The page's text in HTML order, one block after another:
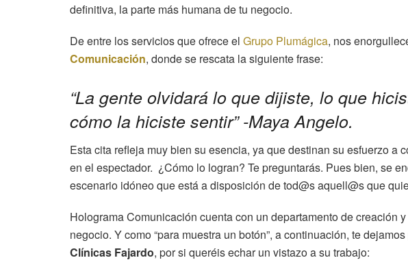
definitiva, la parte más humana de tu negocio.
De entre los servicios que ofrece el Grupo Plumágica, nos
Comunicación, donde se rescata la siguiente frase:
“La gente olvidará lo que dijiste, lo que
cómo la hiciste sentir” -Maya Angelo.
Esta cita refleja muy bien su esencia, ya que destinan su esfuerzo a
en el espectador. ¿Cómo lo logran? Te preguntarás. Pues bien, se
escenario idóneo que está a disposición de tod@s aquell@s que
Holograma Comunicación cuenta con un departamento de creación
negocio. Y como “para muestra un botón”, a continuación, te
Clínicas Fajardo, por si queréis echar un vistazo a su trabajo: